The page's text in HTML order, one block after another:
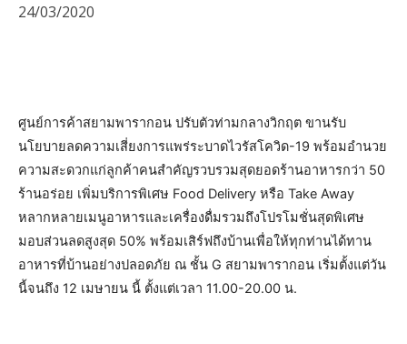
24/03/2020
ศูนย์การค้าสยามพารากอน ปรับตัวท่ามกลางวิกฤต ขานรับ
นโยบายลดความเสี่ยงการแพร่ระบาดไวรัสโควิด-19 พร้อมอำนวย
ความสะดวกแก่ลูกค้าคนสำคัญรวบรวมสุดยอดร้านอาหารกว่า 50
ร้านอร่อย เพิ่มบริการพิเศษ Food Delivery หรือ Take Away
หลากหลายเมนูอาหารและเครื่องดื่มรวมถึงโปรโมชั่นสุดพิเศษ
มอบส่วนลดสูงสุด 50% พร้อมเสิร์ฟถึงบ้านเพื่อให้ทุกท่านได้ทาน
อาหารที่บ้านอย่างปลอดภัย ณ ชั้น G สยามพารากอน เริ่มตั้งแต่วัน
นี้จนถึง 12 เมษายน นี้ ตั้งแต่เวลา 11.00-20.00 น.